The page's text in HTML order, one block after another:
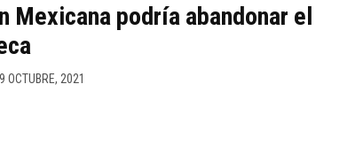
Mexicana podría abandonar el
9 OCTUBRE, 2021